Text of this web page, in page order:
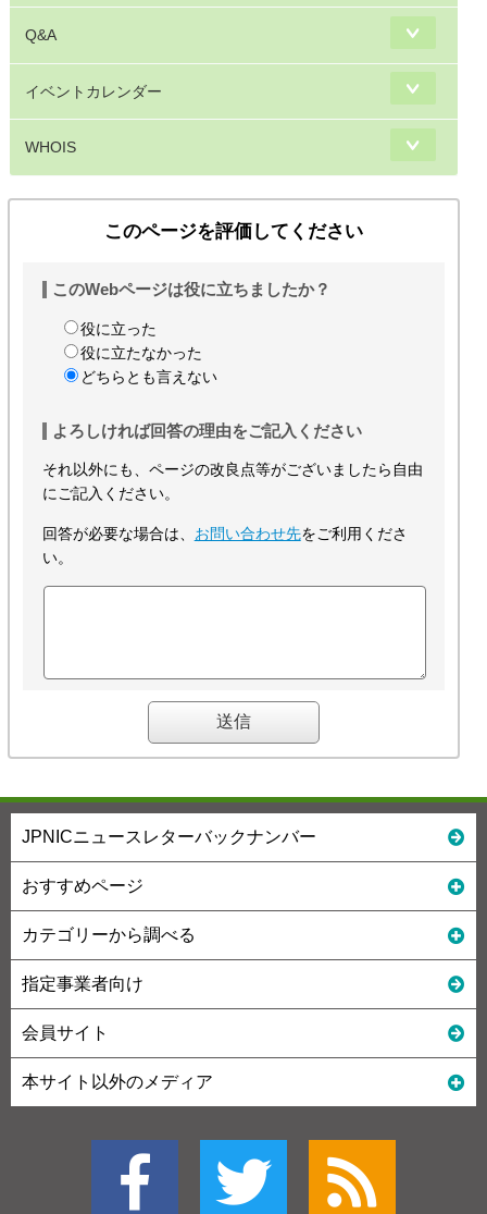
Q&A
イベントカレンダー
WHOIS
このページを評価してください
このWebページは役に立ちましたか？
役に立った
役に立たなかった
どちらとも言えない
よろしければ回答の理由をご記入ください
それ以外にも、ページの改良点等がございましたら自由
にご記入ください。
回答が必要な場合は、 お問い合わせ先をご利用くださ
い。
JPNICニュースレターバックナンバー
おすすめページ
カテゴリーから調べる
指定事業者向け
会員サイト
本サイト以外のメディア